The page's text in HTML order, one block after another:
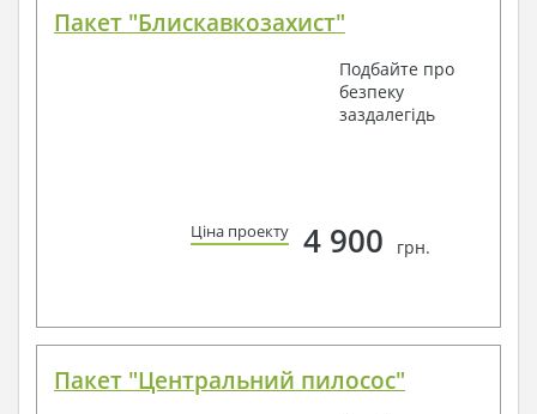
Пакет "Блискавкозахист"
Подбайте про
безпеку
заздалегідь
Ціна проекту 4 900 грн.
Пакет "Центральний пилосос"